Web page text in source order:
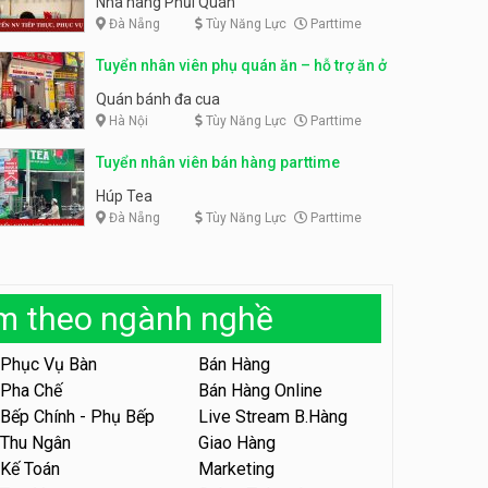
phục vụ bàn parttime
Cafe Vợt
Tuyển nhân viên phục vụ ca
Quán kem dừa
Tuyển nhân viên phụ bếp –
Tiên
Bún Đậu Mắm Tôm - Bếp Tiên
Tuyển nhân viên phụ quán ăn
Tuyển nhân viên sale,
marketing
Công ty
Tuyển nhân viên bán hàng
parttime
GÀ GÔ FASTFOOD
Đà Nẵng Tùy Năng Lực Parttime
Tuyển nhân viên phụ quán ăn – hỗ trợ ăn ở
Quán bánh đa cua
Hà Nội Tùy Năng Lực Parttime
Tuyển nhân viên bán hàng parttime
Húp Tea
Đà Nẵng Tùy Năng Lực Parttime
theo ngành nghề
Phục Vụ Bàn
Bán Hàng
Pha Chế
Bán Hàng Online
Bếp Chính - Phụ Bếp
Live Stream B.Hàng
Thu Ngân
Giao Hàng
Kế Toán
Marketing